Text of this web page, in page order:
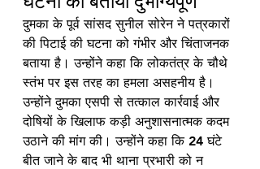
दुमका के पूर्व सांसद सुनील सोरेन ने पत्रकारों
की पिटाई की घटना को गंभीर और चिंताजनक
बताया है। उन्होंने कहा कि लोकतंत्र के चौथे
स्तंभ पर इस तरह का हमला असहनीय है।
उन्होंने दुमका एसपी से तत्काल कार्रवाई और
दोषियों के खिलाफ कड़ी अनुशासनात्मक कदम
उठाने की मांग की। उन्होंने कहा कि 24 घंटे
बीत जाने के बाद भी थाना प्रभारी को न